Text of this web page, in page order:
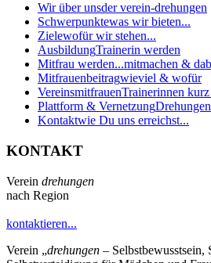
Wir über unsder verein-drehungen
Schwerpunktewas wir bieten...
Zielewofür wir stehen...
AusbildungTrainerin werden
Mitfrau werden...mitmachen &
Mitfrauenbeitragwieviel & wofür
VereinsmitfrauenTrainerinnen
Plattform & Vernetzung
Kontaktwie Du uns erreichst...
KONTAKT
Verein drehungen
nach Region
kontaktieren...
Verein „drehungen – Selbstbewusstsein,